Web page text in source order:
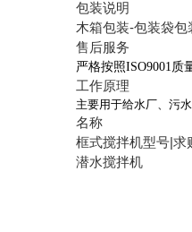
包装说明
木箱包装-包装袋包
售后服务
严格按照ISO9001质
工作原理
主要用于给水厂、污
名称
框式搅拌机型号|求
潜水搅拌机